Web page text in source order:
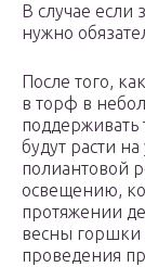
В случае если
нужно
После того,
в торф в
будут расти
полиантовой
освещению,
протяжении
весны горшки
проведения